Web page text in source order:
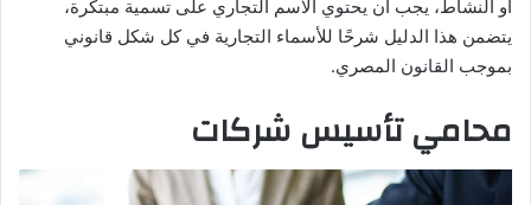
أو النشاط، يجب أن يحتوي الاسم التجاري على تسمية مبتكرة،
يتضمن هذا الدليل شرحًا للأسماء التجارية في كل شكل قانوني
بموجب القانون المصري.
محامي تأسيس شركات